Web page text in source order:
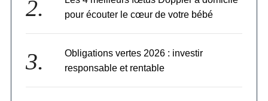
pour écouter le cœur de votre bébé
Obligations vertes 2026 : investir
responsable et rentable